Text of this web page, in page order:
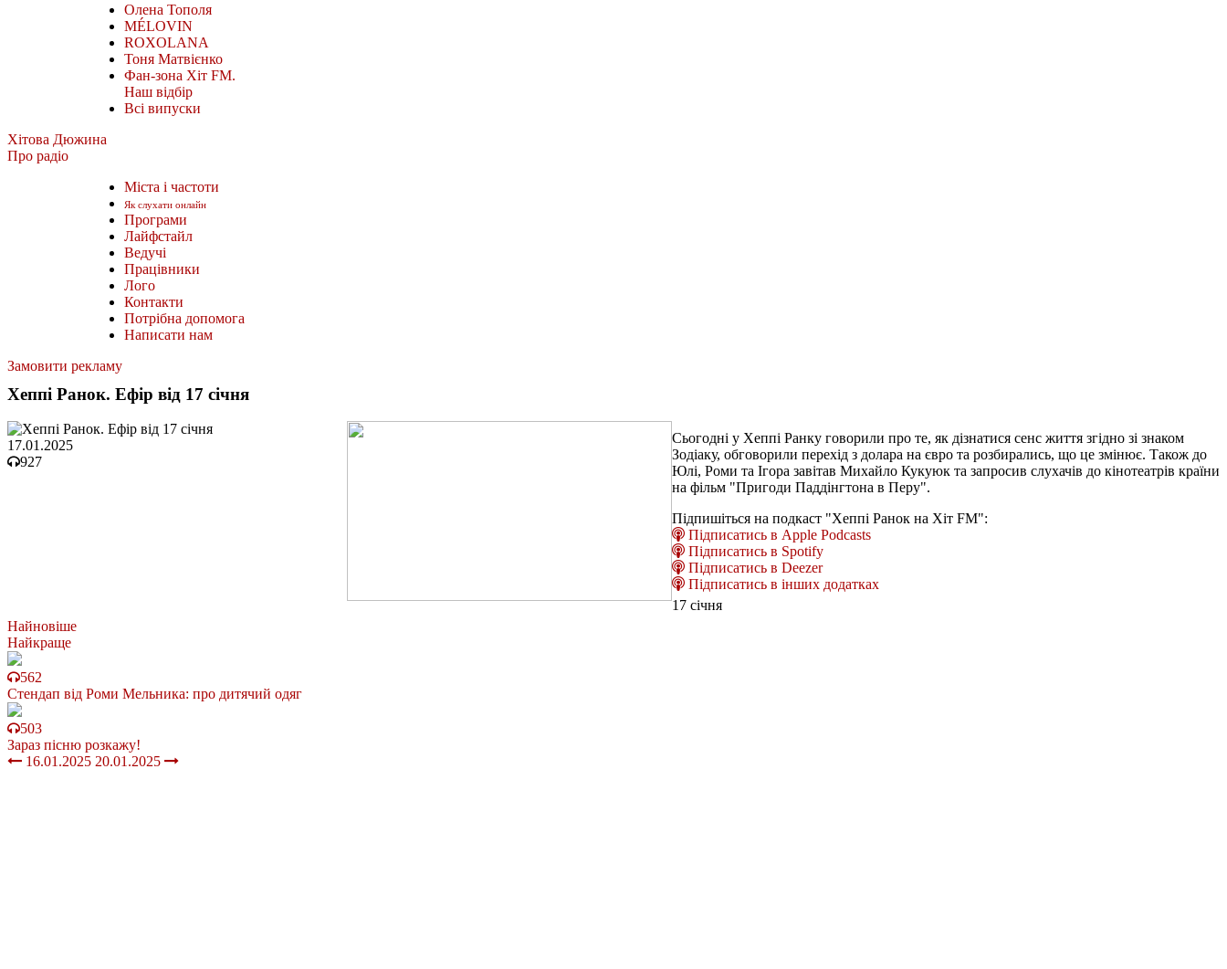
Олена Тополя
MÉLOVIN
ROXOLANA
Тоня Матвієнко
Фан-зона Хіт FM.
Наш відбір
Всі випуски
Хітова Дюжина
Про радіо
Міста і частоти
Як слухати онлайн
Програми
Лайфстайл
Ведучі
Працівники
Лого
Контакти
Потрібна допомога
Написати нам
Замовити рекламу
Хеппі Ранок. Ефір від 17 січня
17.01.2025
927
Сьогодні у Хеппі Ранку говорили про те, як дізнатися сенс життя згідно зі знаком
Зодіаку, обговорили перехід з долара на євро та розбирались, що це змінює. Також до
Юлі, Роми та Ігора завітав Михайло Кукуюк та запросив слухачів до кінотеатрів країни
на фільм "Пригоди Паддінгтона в Перу".
Підпишіться на подкаст "Хеппі Ранок на Хіт FM":
Підписатись в Apple Podcasts
Підписатись в Spotify
Підписатись в Deezer
Підписатись в інших додатках
17 січня
Найновіше
Найкраще
562
Стендап від Роми Мельника: про дитячий одяг
503
Зараз пісню розкажу!
16.01.2025 20.01.2025